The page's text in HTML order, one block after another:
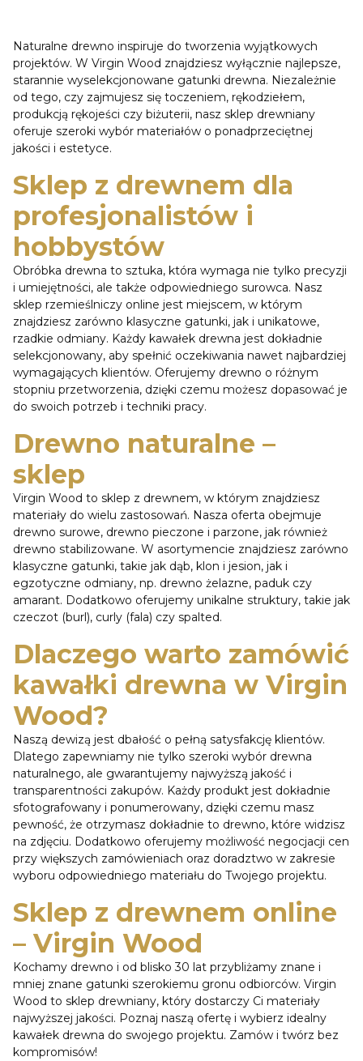
Naturalne drewno inspiruje do tworzenia wyjątkowych
projektów. W Virgin Wood znajdziesz wyłącznie najlepsze,
starannie wyselekcjonowane gatunki drewna. Niezależnie
od tego, czy zajmujesz się toczeniem, rękodziełem,
produkcją rękojeści czy biżuterii, nasz sklep drewniany
oferuje szeroki wybór materiałów o ponadprzeciętnej
jakości i estetyce.
Sklep z drewnem dla
profesjonalistów i
hobbystów
Obróbka drewna to sztuka, która wymaga nie tylko precyzji
i umiejętności, ale także odpowiedniego surowca. Nasz
sklep rzemieślniczy online jest miejscem, w którym
znajdziesz zarówno klasyczne gatunki, jak i unikatowe,
rzadkie odmiany. Każdy kawałek drewna jest dokładnie
selekcjonowany, aby spełnić oczekiwania nawet najbardziej
wymagających klientów. Oferujemy drewno o różnym
stopniu przetworzenia, dzięki czemu możesz dopasować je
do swoich potrzeb i techniki pracy.
Drewno naturalne –
sklep
Virgin Wood to sklep z drewnem, w którym znajdziesz
materiały do wielu zastosowań. Nasza oferta obejmuje
drewno surowe, drewno pieczone i parzone, jak również
drewno stabilizowane. W asortymencie znajdziesz zarówno
klasyczne gatunki, takie jak dąb, klon i jesion, jak i
egzotyczne odmiany, np. drewno żelazne, paduk czy
amarant. Dodatkowo oferujemy unikalne struktury, takie jak
czeczot (burl), curly (fala) czy spalted.
Dlaczego warto zamówić
kawałki drewna w Virgin
Wood?
Naszą dewizą jest dbałość o pełną satysfakcję klientów.
Dlatego zapewniamy nie tylko szeroki wybór drewna
naturalnego, ale gwarantujemy najwyższą jakość i
transparentności zakupów. Każdy produkt jest dokładnie
sfotografowany i ponumerowany, dzięki czemu masz
pewność, że otrzymasz dokładnie to drewno, które widzisz
na zdjęciu. Dodatkowo oferujemy możliwość negocjacji cen
przy większych zamówieniach oraz doradztwo w zakresie
wyboru odpowiedniego materiału do Twojego projektu.
Sklep z drewnem online
– Virgin Wood
Kochamy drewno i od blisko 30 lat przybliżamy znane i
mniej znane gatunki szerokiemu gronu odbiorców. Virgin
Wood to sklep drewniany, który dostarczy Ci materiały
najwyższej jakości. Poznaj naszą ofertę i wybierz idealny
kawałek drewna do swojego projektu. Zamów i twórz bez
kompromisów!